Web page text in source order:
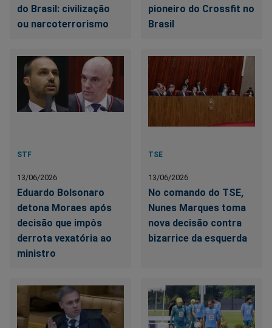
do Brasil: civilização
ou narcoterrorismo
pioneiro do Crossfit no
Brasil
STF
13/06/2026
Eduardo Bolsonaro
detona Moraes após
decisão que impôs
derrota vexatória ao
ministro
TSE
13/06/2026
No comando do TSE,
Nunes Marques toma
nova decisão contra
bizarrice da esquerda